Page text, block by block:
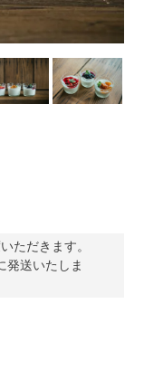
ただきます。
発送いたしま